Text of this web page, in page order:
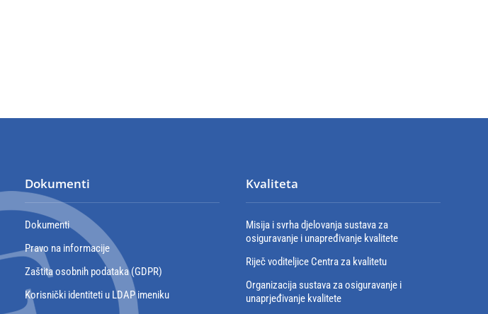
Dokumenti
Dokumenti
Pravo na informacije
Zaštita osobnih podataka (GDPR)
Korisnički identiteti u LDAP imeniku
Kvaliteta
Misija i svrha djelovanja sustava za
osiguravanje i unapređivanje kvalitete
Riječ voditeljice Centra za kvalitetu
Organizacija sustava za osiguravanje i
unaprjeđivanje kvalitete